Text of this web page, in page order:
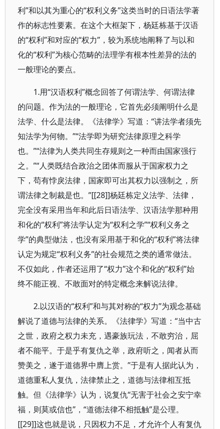
利”和以其为重心的“权利义务”这类当时的日语法学著
作的标志性要素。在这个大框架下，杨廷栋基于汉语
的“权利”和对应的“权力”，较为系统地阐释了与以和
化的“权利”为核心范畴的法理学有根本性差异的法的
一般理论的要点。
1.用“汉语权利”概念回答了何谓法学、何谓法律
的问题。作为法的一般理论，它首先必须阐明什么是
法学、什么是法律。《法律学》写道：“讲法学者须先
知法学为何物。”“法学即为研究法律原理之科学
也。”“法律为人类共同生存规则之一种而由国家强行
之。”“人类既结合政治之团体而服从于国家权力之
下，苟有悖戾法律，国家即可出其权力以强制之，所
谓法律之制裁是也。”[[28]]杨廷栋定义法学、法律，
完全没有采用当年和此后日语法学、汉语法学那种用
和化的“权利”将法学认定为“权利之学”“权利义务之
学”的典型做法，也没有采用基于和化的“权利”将法律
认定为规定“权利义务”的社会规范之类的通常做法。
不仅如此，作者还运用了“权力”这个和化的“权利”始
终不能正视、不敢面对的特定概念来解说法律。
2.以汉语的“权利”和与其对称的“权力”为观念基础
解说了道德与法律的关系。《法律学》写道：“当中古
之世，政府之权力未充，遇豪族玩法，不敢穷治，屈
者不能平。于是乎有复仇之举，政府听之，闻者从而
赞美之，遂于道德界中膺上赏。”于是有人据此认为，
道德重私人复仇，法律禁止之，道德与法律相互抵
触。但《法律学》认为，说复仇“无害于社会之安宁幸
福，则莫或信也”，“道德法律不相抵触”是公理。
[[29]]这也就是说，只因权力不足，才允许个人有复仇